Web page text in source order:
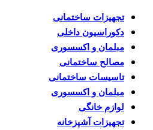
تجهیزات ساختمانی
دکوراسیون داخلی
مبلمان و اکسسوری
مصالح ساختمانی
تاسیسات ساختمانی
مبلمان و اکسسوری
لوازم خانگی
تجهیزات آشپزخانه